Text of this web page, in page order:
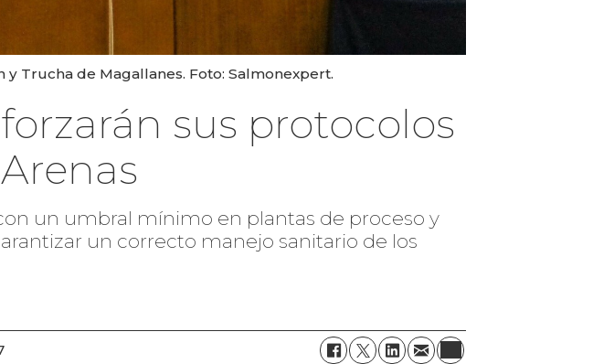
Trucha de Magallanes. Foto: Salmonexpert.
sus protocolos
un umbral mínimo en plantas de proceso y
un correcto manejo sanitario de los